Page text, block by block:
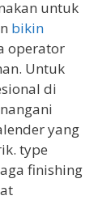
untuk
bikin
operator
Untuk
di
yang
type
finishing